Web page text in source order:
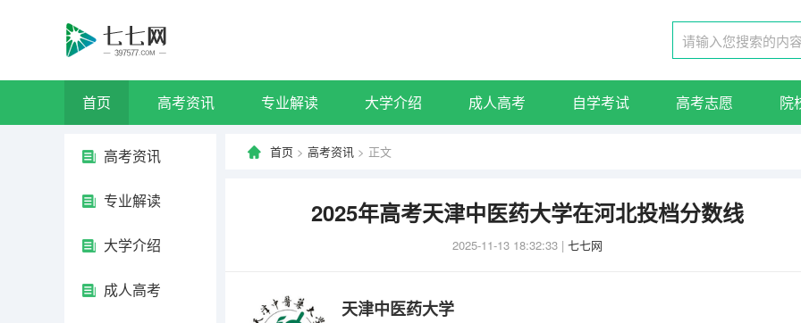
首页 高考资讯 专业解读 大学介绍 成人高考 自学考试 高考志愿 院
高考资讯
专业解读
大学介绍
成人高考
首页 > 高考资讯 > 正文
2025年高考天津中医药大学在河北投档分数线
2025-11-13 18:32:33 | 七七网
天津中医药大学